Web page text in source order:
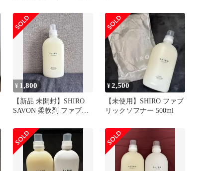
¥ 1,800
【新品 未開封】SHIRO
SAVON 柔軟剤 ファブリ
¥2,500
【未使用】SHIRO ファブ
リックソフナー 500ml